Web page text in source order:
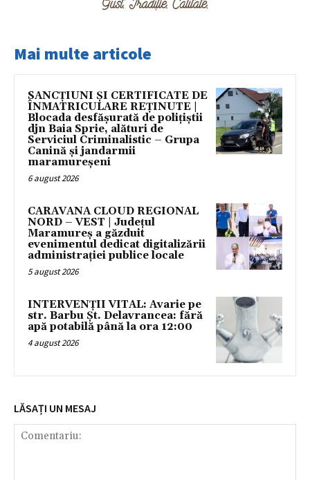
Mai multe articole
SANCȚIUNI ȘI CERTIFICATE DE
ÎNMATRICULARE REȚINUTE |
Blocada desfășurată de polițiștii
djn Baia Sprie, alături de
Serviciul Criminalistic – Grupa
Canină și jandarmii
maramureșeni
6 august 2026
CARAVANA CLOUD REGIONAL
NORD – VEST | Județul
Maramureș a găzduit
evenimentul dedicat digitalizării
administrației publice locale
5 august 2026
INTERVENȚII VITAL: Avarie pe
str. Barbu Șt. Delavrancea: fără
apă potabilă până la ora 12:00
4 august 2026
LĂSAȚI UN MESAJ